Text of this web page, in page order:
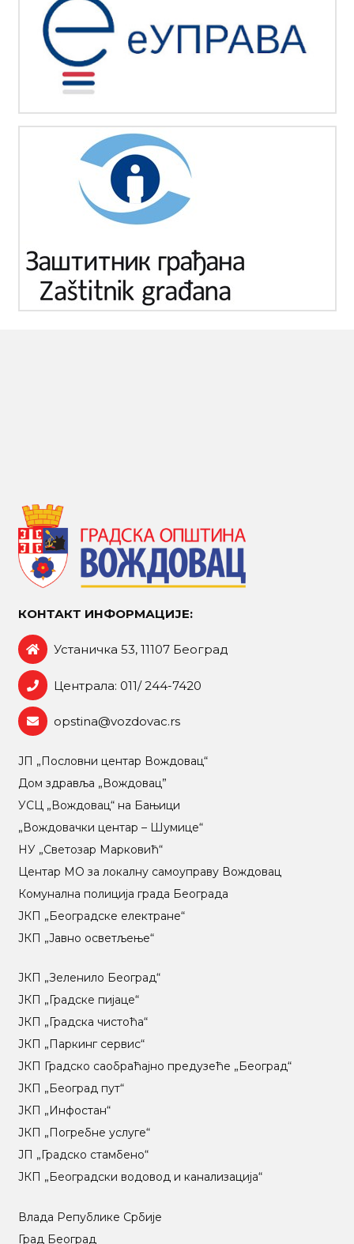
КОНТАКТ ИНФОРМАЦИЈЕ:
Устаничка 53, 11107 Београд
Централа: 011/ 244-7420
opstina@vozdovac.rs
ЈП „Пословни центар Вождовац“
Дом здравља „Вождовац”
УСЦ „Вождовац“ на Бањици
„Вождовачки центар – Шумице“
НУ „Светозар Марковић“
Центар МO за локалну самоуправу Вождовац
Комунална полиција града Београда
ЈКП „Београдске електране“
ЈКП „Јавно осветљење“
ЈКП „Зеленило Београд“
ЈКП „Градске пијаце“
ЈКП „Градска чистоћа“
ЈКП „Паркинг сервис“
ЈКП Градско саобраћајно предузеће „Београд“
ЈКП „Београд пут“
ЈКП „Инфостан“
ЈКП „Погребне услуге“
ЈП „Градско стамбено“
ЈКП „Београдски водовод и канализација“
Влада Републике Србије
Град Београд